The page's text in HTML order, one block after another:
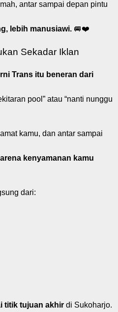
antar sampai depan pintu
lebih manusiawi. 🚐❤️
Sekadar Iklan
Trans itu beneran dari
pool” atau “nanti nunggu
kamu, dan antar sampai
kenyamanan kamu
dari:
titik tujuan akhir di Sukoharjo.